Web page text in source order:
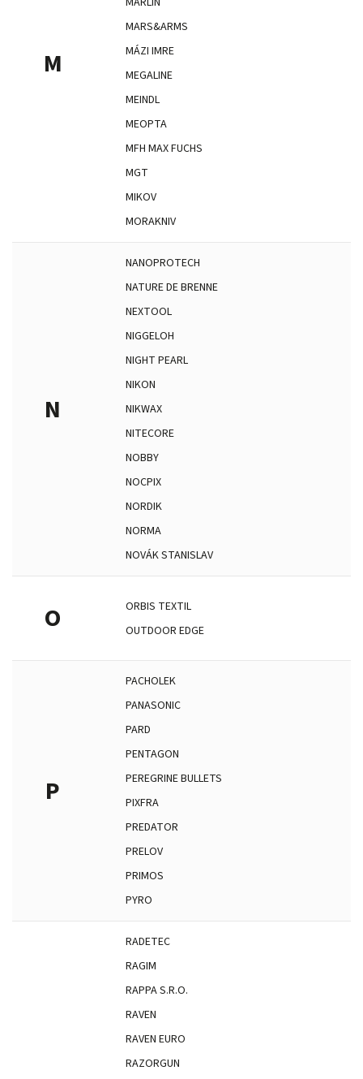
M
MARS&ARMS
MÁZI IMRE
MEGALINE
MEINDL
MEOPTA
MFH MAX FUCHS
MGT
MIKOV
MORAKNIV
N
NANOPROTECH
NATURE DE BRENNE
NEXTOOL
NIGGELOH
NIGHT PEARL
NIKON
NIKWAX
NITECORE
NOBBY
NOCPIX
NORDIK
NORMA
NOVÁK STANISLAV
O
ORBIS TEXTIL
OUTDOOR EDGE
P
PACHOLEK
PANASONIC
PARD
PENTAGON
PEREGRINE BULLETS
PIXFRA
PREDATOR
PRELOV
PRIMOS
PYRO
RADETEC
RAGIM
RAPPA S.R.O.
RAVEN
RAVEN EURO
RAZORGUN